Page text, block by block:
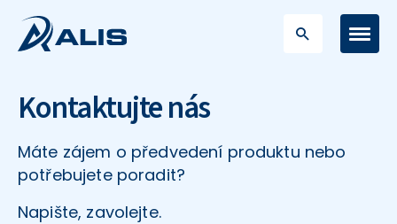
Kontaktujte nás
Máte zájem o předvedení produktu nebo
potřebujete poradit?
Napište, zavolejte.